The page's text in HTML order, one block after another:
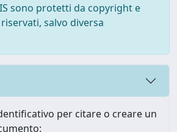
sono protetti da copyright e
salvo diversa
per citare o creare un